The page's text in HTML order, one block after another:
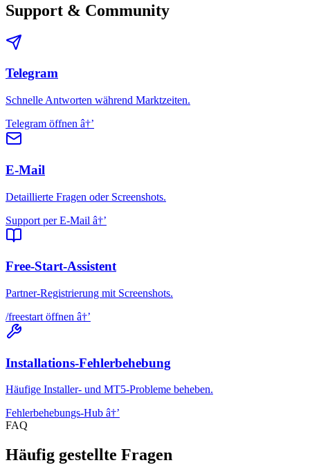
Support & Community
Telegram
Schnelle Antworten während Marktzeiten.
Telegram öffnen â†’
E-Mail
Detaillierte Fragen oder Screenshots.
Support per E-Mail â†’
Free-Start-Assistent
Partner-Registrierung mit Screenshots.
/freestart öffnen â†’
Installations-Fehlerbehebung
Häufige Installer- und MT5-Probleme beheben.
Fehlerbehebungs-Hub â†’
FAQ
Häufig gestellte Fragen